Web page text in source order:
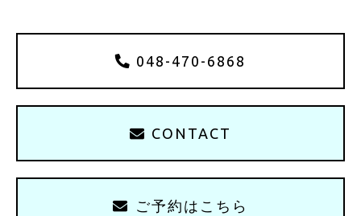
048-470-6868
CONTACT
ご予約はこちら